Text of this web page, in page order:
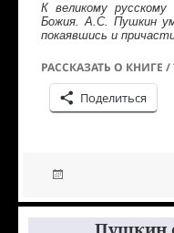
К великому
Божия. А.С. Пушкин
покаявшись и
РАССКАЗАТЬ О КНИГЕ /
Поделиться